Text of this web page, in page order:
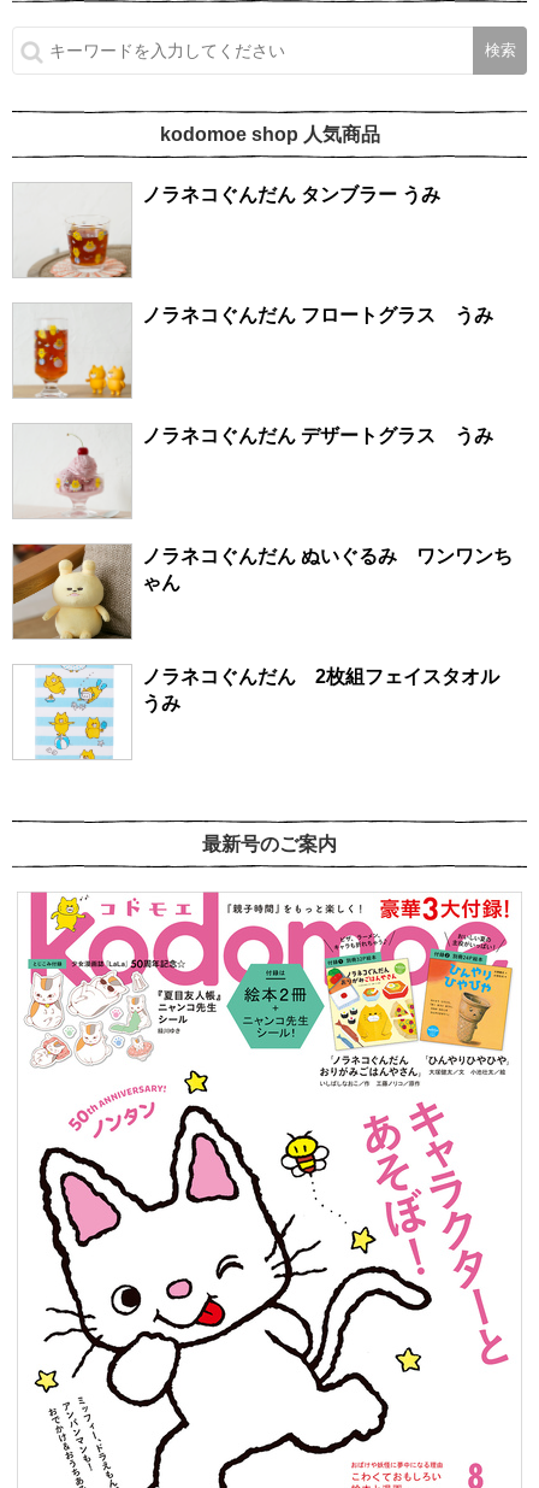
kodomoe shop 人気商品
ノラネコぐんだん タンブラー うみ
ノラネコぐんだん フロートグラス うみ
ノラネコぐんだん デザートグラス うみ
ノラネコぐんだん ぬいぐるみ ワンワンち
ゃん
ノラネコぐんだん 2枚組フェイスタオル
うみ
最新号のご案内